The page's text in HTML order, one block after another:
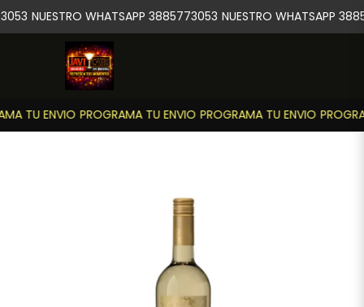
TU ENVIO PROGRAMA TU ENVIO PROGRAMA TU ENVIO
NUESTRO WHATSAPP 3885773053 NUESTRO WHATSAPP